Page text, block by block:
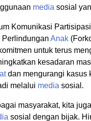
media sosial
Komunikasi
Perlindungan Anak
untuk terus
kesadaran
dan mengurangi kasus
melalui media sosial.
masyarakat, kita
sosial dengan bijak.